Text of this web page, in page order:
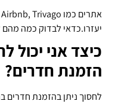
יעזרו.כדאי לבדוק כמה
כיצד אני יכול
הזמנת חדרים?
לחסוך ניתן בהזמנת חדרים